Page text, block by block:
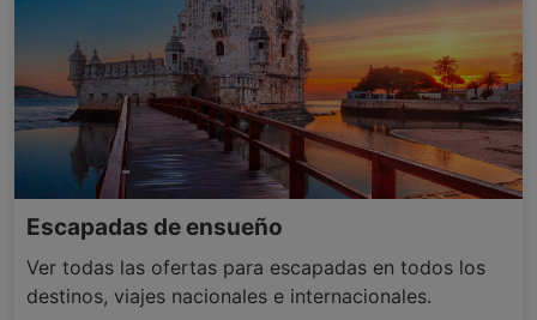
Escapadas de ensueño
Ver todas las ofertas para escapadas en todos los
destinos, viajes nacionales e internacionales.